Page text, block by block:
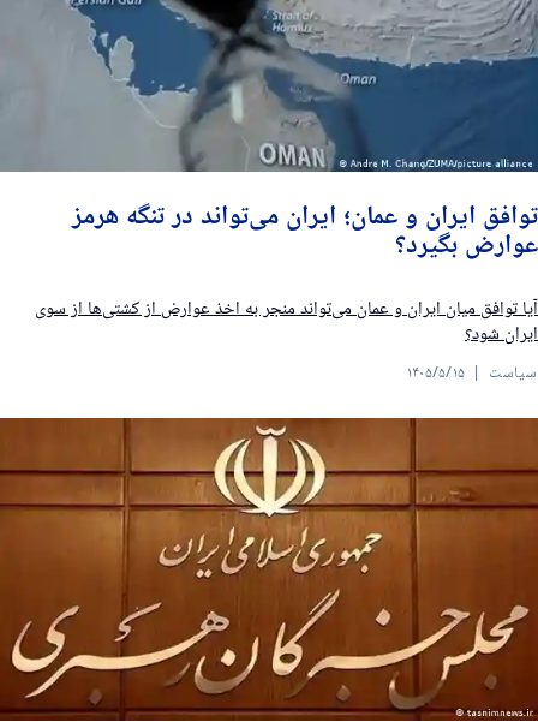
ایران و عمان؛ ایران می‌تواند در تنگه هرمز
بگیرد؟
توافق میان ایران و عمان می‌تواند منجر به اخذ عوارض از کشتی‌ها از سوی
شود؟
۱۴۰۵/۵/۱۵